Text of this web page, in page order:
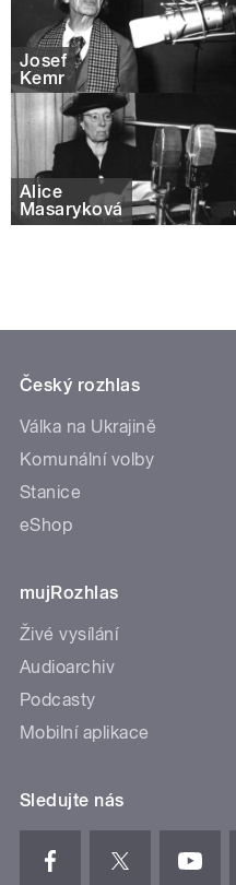
Josef
Kemr
Alice
Masaryková
Český rozhlas
Válka na Ukrajině
Komunální volby
Stanice
eShop
mujRozhlas
Živé vysílání
Audioarchiv
Podcasty
Mobilní aplikace
Sledujte nás